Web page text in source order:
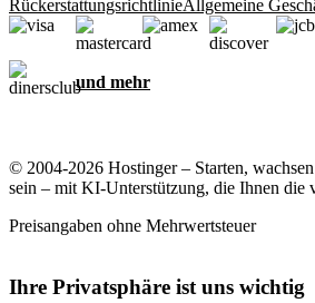
RückerstattungsrichtlinieAllgemeine
und mehr
© 2004-2026 Hostinger – Starten,
sein – mit KI-Unterstützung, die Ihnen die
Preisangaben ohne Mehrwertsteuer
Ihre Privatsphäre ist uns wichtig